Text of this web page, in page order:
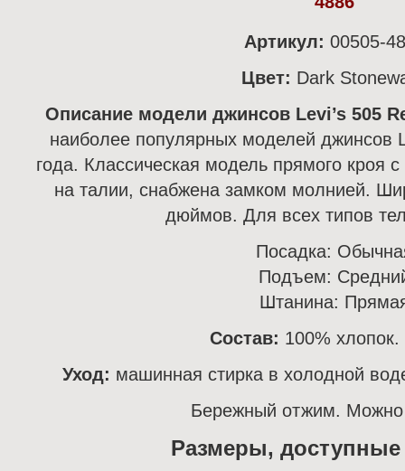
Артикул: 00505-
Цвет: Dark
Описание модели джинсов Levi’s 505
наиболее популярных моделей джинсов
года. Классическая модель прямого кроя
на талии, снабжена замком молнией.
дюймов. Для всех типов
Посадка:
Подъем:
Штанина:
Состав: 100%
Уход: машинная стирка в холодной
Бережный отжим. Можно
Размеры, доступные